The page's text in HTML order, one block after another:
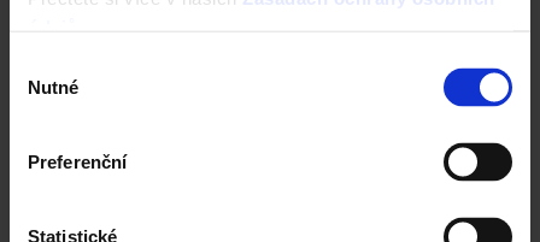
souhlasu
Nutné
Preferenční
Statistické